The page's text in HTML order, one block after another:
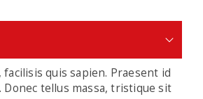
quis sapien. Praesent id
tellus massa, tristique sit